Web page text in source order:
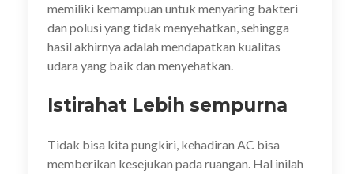
memiliki kemampuan untuk menyaring bakteri
dan polusi yang tidak menyehatkan, sehingga
hasil akhirnya adalah mendapatkan kualitas
udara yang baik dan menyehatkan.
Istirahat Lebih sempurna
Tidak bisa kita pungkiri, kehadiran AC bisa
memberikan kesejukan pada ruangan. Hal inilah